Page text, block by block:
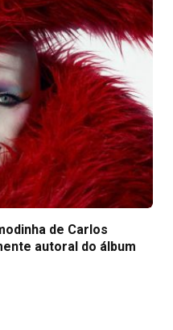
de Carlos
autoral do álbum